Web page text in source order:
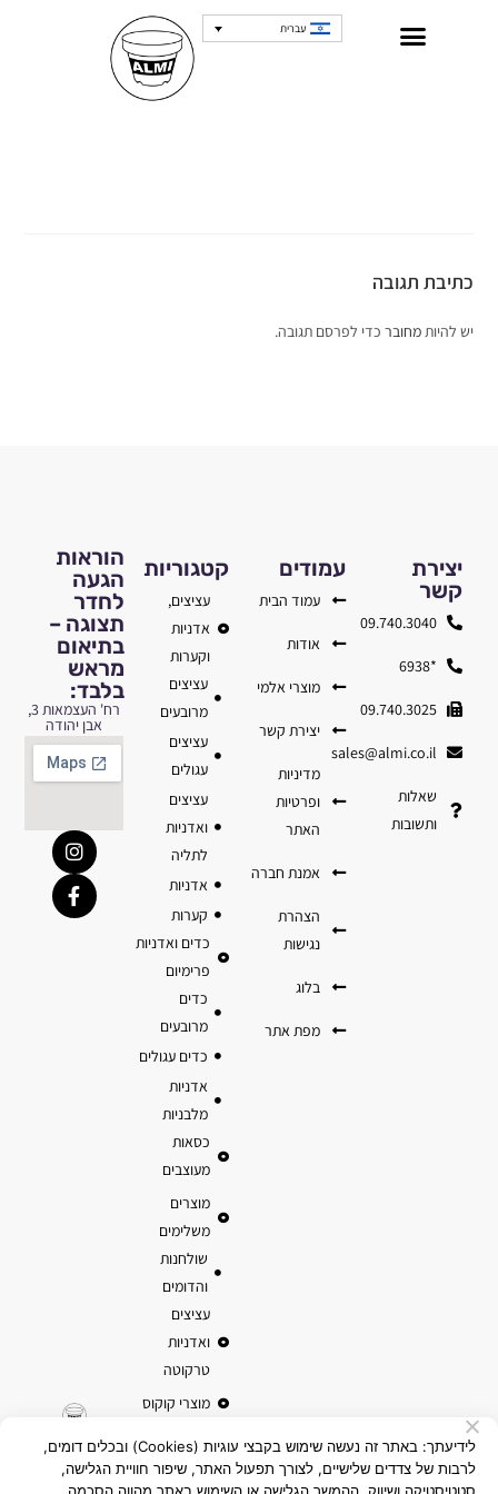
עברית
כתיבת תגובה
יש להיותמחובר כדי לפרסם תגובה.
הוראות
הגעה
לחדר
תצוגה –
בתיאום
מראש
בלבד:
רח' העצמאות 3,
אבן יהודה
קטגוריות
עציצים,
אדניות
וקערות
עציצים
מרובעים
עציצים
עגולים
עציצים
ואדניות
לתליה
אדניות
קערות
כדים ואדניות
פרימיום
כדים
מרובעים
כדים עגולים
אדניות
מלבניות
כסאות
מעוצבים
מוצרים
משלימים
שולחנות
והדומים
עציצים
ואדניות
טרקוטה
מוצרי קוקוס
עמודים
עמוד הבית
אודות
מוצרי אלמי
יצירת קשר
מדיניות
ופרטיות
האתר
אמנת חברה
הצהרת
נגישות
בלוג
מפת אתר
יצירת
קשר
09.740.3040
*6938
09.740.3025
sales@almi.co.il
שאלות
ותשובות
לידיעתך: באתר זה נעשה שימוש בקבצי עוגיות (Cookies) ובכלים דומים,
לרבות של צדדים שלישיים, לצורך תפעול האתר, שיפור חוויית הגלישה,